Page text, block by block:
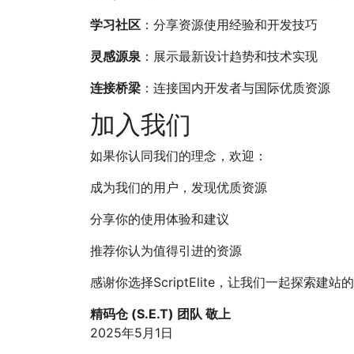
学习社区 ：分享资源使用经验和开发技巧
灵感源泉 ：展示最新设计趋势和技术实现
连接桥梁 ：连接国内开发者与国际优质资源
加入我们
如果你认同我们的理念，欢迎：
成为我们的用户，发现优质资源
分享你的使用体验和建议
推荐你认为值得引进的资源
感谢你选择ScriptElite，让我们一起探索建站的
精码仓 (S.E.T) 团队 敬上
2025年5月1日